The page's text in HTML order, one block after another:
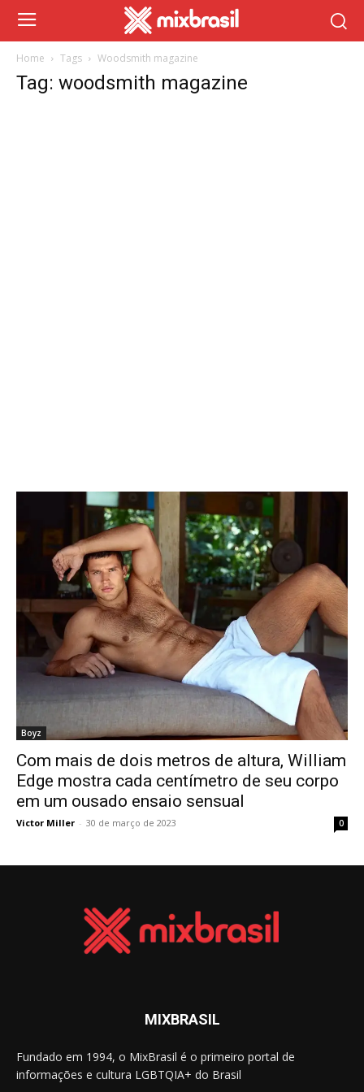
Home Tags Woodsmith magazine
Tag: woodsmith magazine
Boyz
Com mais de dois metros de altura, William
Edge mostra cada centímetro de seu corpo
em um ousado ensaio sensual
Victor Miller - 30 de março de 2023 0
MIXBRASIL
Fundado em 1994, o MixBrasil é o primeiro portal de
informações e cultura LGBTQIA+ do Brasil